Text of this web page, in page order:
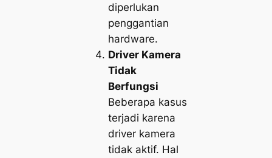
diperlukan
penggantian
hardware.
Driver Kamera
Tidak
Berfungsi
Beberapa kasus
terjadi karena
driver kamera
tidak aktif. Hal